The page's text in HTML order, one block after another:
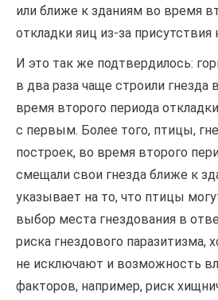
или ближе к зданиям во время
откладки яиц из-за присутствия
И это так же подтвердилось:
в два раза чаще строили гнезда
время второго периода
с первым. Более того, птицы,
построек, во время второго
смещали свои гнезда ближе к
указывает на то, что птицы
выбор места гнездования в
риска гнездового паразитизма,
не исключают и возможность
факторов, например, риск